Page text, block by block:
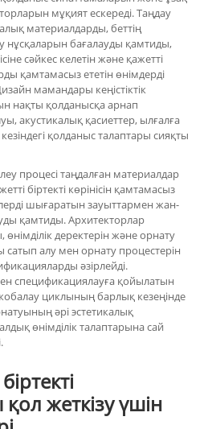
мұқият ескереді. Таңдау
материалдарды, беттің
нұсқаларын бағалауды қамтиды,
сәйкес келетін және қажетті
қамтамасыз ететін өнімдерді
мамандары кеңістіктік
нақты қолданысқа арнап
акустикалық қасиеттер, ылғалға
қолданыс талаптары сияқты
процесі таңдалған материалдар
біртекті көрінісін қамтамасыз
шығаратын зауыттармен жан-
қамтиды. Архитекторлар
деректерін және орнату
алу мен орнату процестерін
әзірлейді.
спецификациялауға қойылатын
циклының барлық кезеңінде
әрі эстетикалық
өнімділік талаптарына сай
жеткізу үшін